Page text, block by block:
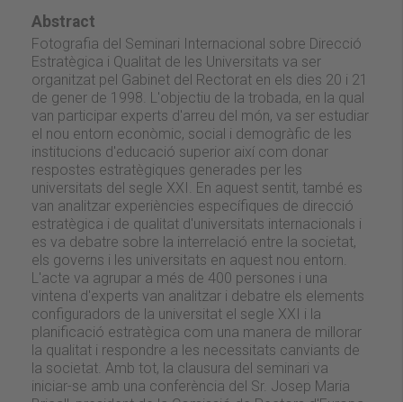
Abstract
Fotografia del Seminari Internacional sobre Direcció
Estratègica i Qualitat de les Universitats va ser
organitzat pel Gabinet del Rectorat en els dies 20 i 21
de gener de 1998. L'objectiu de la trobada, en la qual
van participar experts d'arreu del món, va ser estudiar
el nou entorn econòmic, social i demogràfic de les
institucions d'educació superior així com donar
respostes estratègiques generades per les
universitats del segle XXI. En aquest sentit, també es
van analitzar experiències específiques de direcció
estratègica i de qualitat d'universitats internacionals i
es va debatre sobre la interrelació entre la societat,
els governs i les universitats en aquest nou entorn.
L'acte va agrupar a més de 400 persones i una
vintena d'experts van analitzar i debatre els elements
configuradors de la universitat el segle XXI i la
planificació estratègica com una manera de millorar
la qualitat i respondre a les necessitats canviants de
la societat. Amb tot, la clausura del seminari va
iniciar-se amb una conferència del Sr. Josep Maria